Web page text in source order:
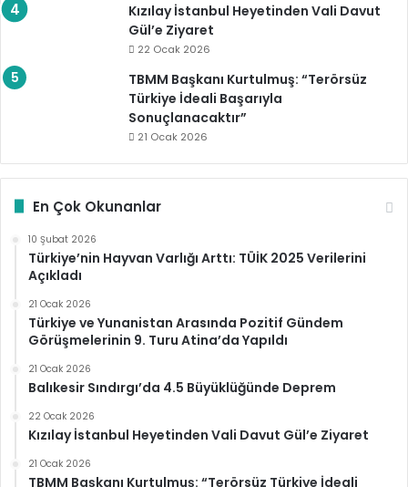
Kızılay İstanbul Heyetinden Vali Davut
Gül’e Ziyaret
22 Ocak 2026
TBMM Başkanı Kurtulmuş: “Terörsüz
Türkiye İdeali Başarıyla
Sonuçlanacaktır”
21 Ocak 2026
En Çok Okunanlar
10 Şubat 2026
Türkiye’nin Hayvan Varlığı Arttı: TÜİK 2025 Verilerini
Açıkladı
21 Ocak 2026
Türkiye ve Yunanistan Arasında Pozitif Gündem
Görüşmelerinin 9. Turu Atina’da Yapıldı
21 Ocak 2026
Balıkesir Sındırgı’da 4.5 Büyüklüğünde Deprem
22 Ocak 2026
Kızılay İstanbul Heyetinden Vali Davut Gül’e Ziyaret
21 Ocak 2026
TBMM Başkanı Kurtulmuş: “Terörsüz Türkiye İdeali